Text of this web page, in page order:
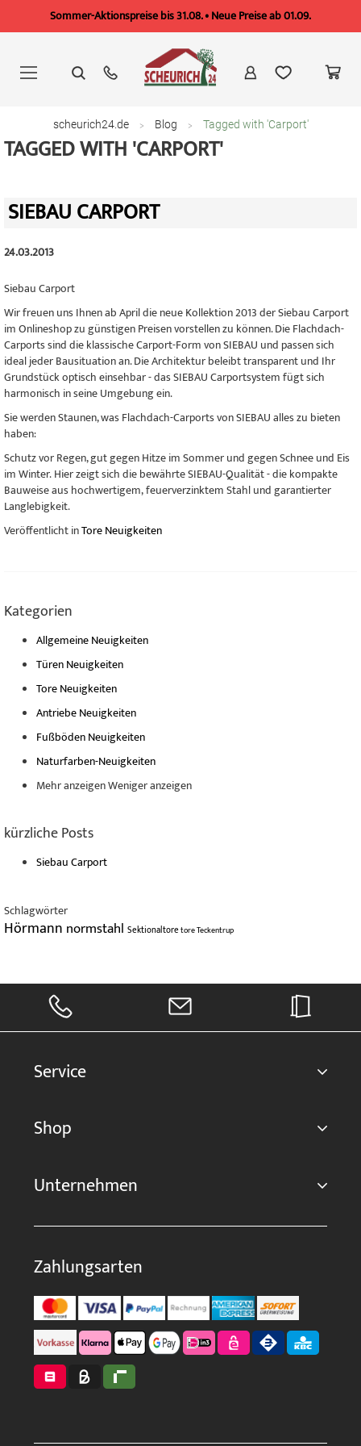
Sommer-Aktionspreise bis 31.08. • Neue Preise ab 01.09.
springen
scheurich24.de Blog Tagged with 'Carport'
TAGGED WITH 'CARPORT'
SIEBAU CARPORT
24.03.2013
Siebau Carport
Wir freuen uns Ihnen ab April die neue Kollektion 2013 der Siebau Carport
im Onlineshop zu günstigen Preisen vorstellen zu können. Die Flachdach-
Carports sind die klassische Carport-Form von SIEBAU und passen sich
ideal jeder Bausituation an. Die Architektur beleibt transparent und Ihr
Grundstück optisch einsehbar - das SIEBAU Carportsystem fügt sich
harmonisch in seine Umgebung ein.
Sie werden Staunen, was Flachdach-Carports von SIEBAU alles zu bieten
haben:
Schutz vor Regen, gut gegen Hitze im Sommer und gegen Schnee und Eis
im Winter. Hier zeigt sich die bewährte SIEBAU-Qualität - die kompakte
Bauweise aus hochwertigem, feuerverzinktem Stahl und garantierter
Langlebigkeit.
Veröffentlicht inTore Neuigkeiten
Kategorien
Allgemeine Neuigkeiten
Türen Neuigkeiten
Tore Neuigkeiten
Antriebe Neuigkeiten
Fußböden Neuigkeiten
Naturfarben-Neuigkeiten
Mehr anzeigenWeniger anzeigen
kürzliche Posts
Siebau Carport
Schlagwörter
Hörmann normstahl SektionaltoretoreTeckentrup
Service
Shop
Unternehmen
Zahlungsarten